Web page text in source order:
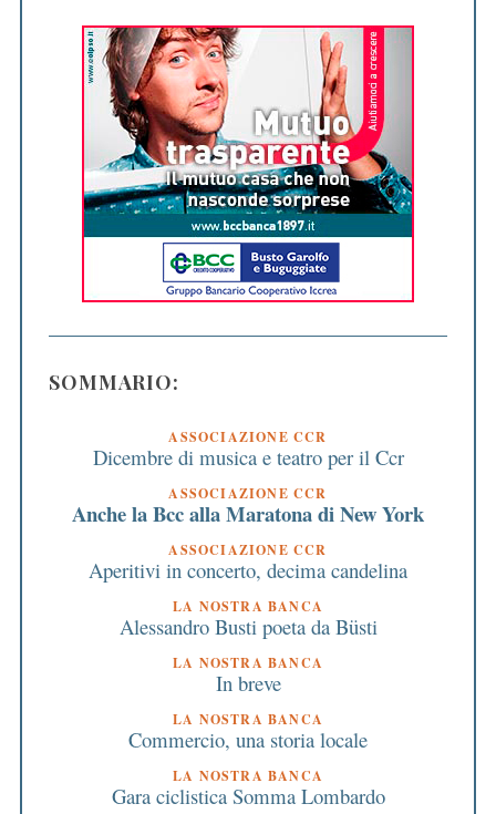
SOMMARIO:
ASSOCIAZIONE CCR
Dicembre di musica e teatro per il Ccr
ASSOCIAZIONE CCR
Anche la Bcc alla Maratona di New York
ASSOCIAZIONE CCR
Aperitivi in concerto, decima candelina
LA NOSTRA BANCA
Alessandro Busti poeta da Büsti
LA NOSTRA BANCA
In breve
LA NOSTRA BANCA
Commercio, una storia locale
LA NOSTRA BANCA
Gara ciclistica Somma Lombardo